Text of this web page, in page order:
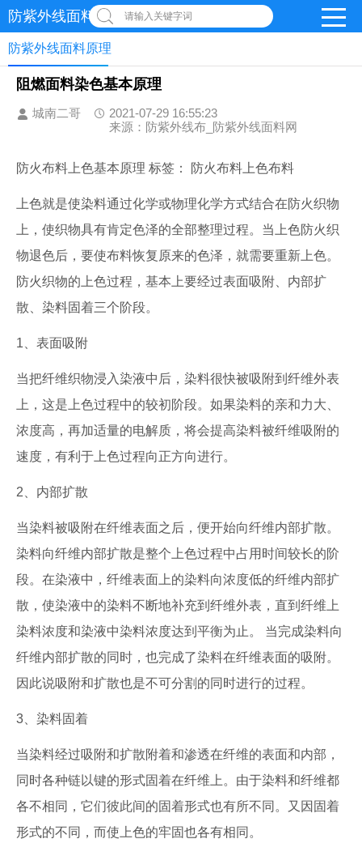
防紫外线面料网 请输入关键字词
防紫外线面料原理
阻燃面料染色基本原理
城南二哥
2021-07-29 16:55:23
来源：防紫外线布_防紫外线面料网
防火布料上色基本原理 标签： 防火布料上色布料
上色就是使染料通过化学或物理化学方式结合在防火织物
上，使织物具有肯定色泽的全部整理过程。当上色防火织
物退色后，要使布料恢复原来的色泽，就需要重新上色。
防火织物的上色过程，基本上要经过表面吸附、内部扩
散、染料固着三个阶段。
1、表面吸附
当把纤维织物浸入染液中后，染料很快被吸附到纤维外表
上，这是上色过程中的较初阶段。如果染料的亲和力大、
浓度高，再加适量的电解质，将会提高染料被纤维吸附的
速度，有利于上色过程向正方向进行。
2、内部扩散
当染料被吸附在纤维表面之后，便开始向纤维内部扩散。
染料向纤维内部扩散是整个上色过程中占用时间较长的阶
段。在染液中，纤维表面上的染料向浓度低的纤维内部扩
散，使染液中的染料不断地补充到纤维外表，直到纤维上
染料浓度和染液中染料浓度达到平衡为止。 当完成染料向
纤维内部扩散的同时，也完成了染料在纤维表面的吸附。
因此说吸附和扩散也是不可分割的同时进行的过程。
3、染料固着
当染料经过吸附和扩散附着和渗透在纤维的表面和内部，
同时各种链以键的形式固着在纤维上。由于染料和纤维都
各不相同，它们彼此间的固着形式也有所不同。又因固着
形式的不同，而使上色的牢固也各有相同。